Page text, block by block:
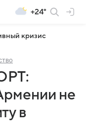
+24°
кризис
не
в